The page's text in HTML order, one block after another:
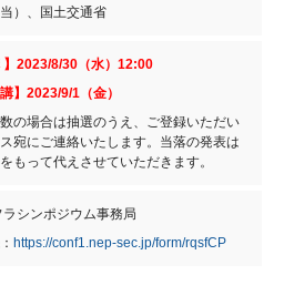
）、国土交通省
2023/8/30（水）12:00
】2023/9/1（金）
の場合は抽選のうえ、ご登録いただい
宛にご連絡いたします。当落の発表は
もって代えさせていただきます。
シンポジウム事務局
https://conf1.nep-sec.jp/form/rqsfCP